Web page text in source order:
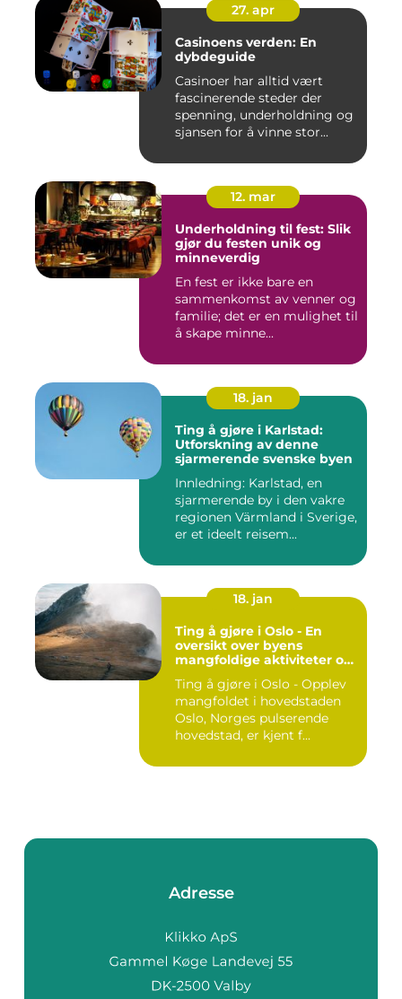
27. apr
Casinoens verden: En
dybdeguide
Casinoer har alltid vært
fascinerende steder der
spenning, underholdning og
sjansen for å vinne stor...
12. mar
Underholdning til fest: Slik
gjør du festen unik og
minneverdig
En fest er ikke bare en
sammenkomst av venner og
familie; det er en mulighet til
å skape minne...
18. jan
Ting å gjøre i Karlstad:
Utforskning av denne
sjarmerende svenske byen
Innledning: Karlstad, en
sjarmerende by i den vakre
regionen Värmland i Sverige,
er et ideelt reisem...
18. jan
Ting å gjøre i Oslo - En
oversikt over byens
mangfoldige aktiviteter og
Ting å gjøre i Oslo - Opplev
mangfoldet i hovedstaden
Oslo, Norges pulserende
hovedstad, er kjent f...
Adresse